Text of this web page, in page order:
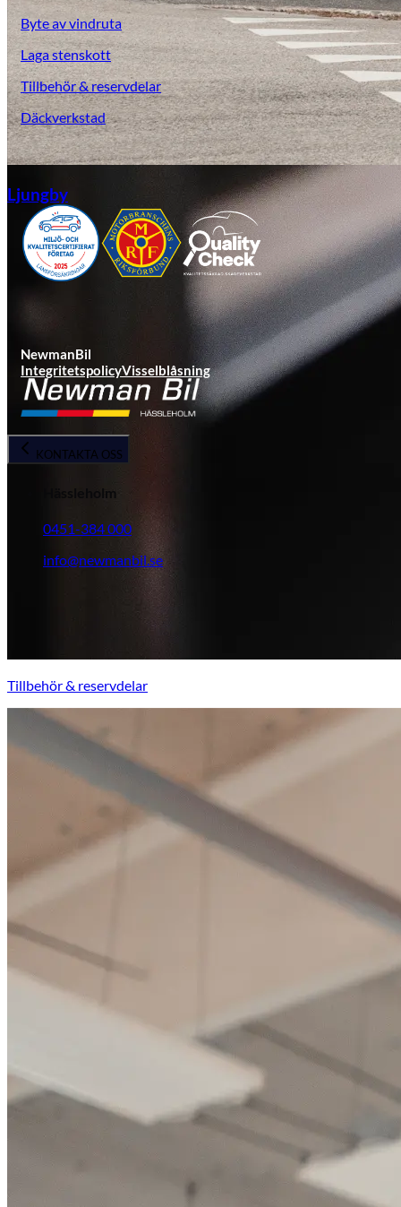
Tillbehör & reservdelar
Ljungby
Byte av vindruta
Laga stenskott
Tillbehör & reservdelar
Däckverkstad
NewmanBil
IntegritetspolicyVisselblåsning
KONTAKTA OSS
Hässleholm
0451-384 000
info@newmanbil.se